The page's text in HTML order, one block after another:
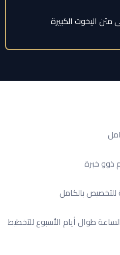
اليخوت الكبيرة
خبرة
بالكامل
طوال أيام الأسبوع للتخطيط